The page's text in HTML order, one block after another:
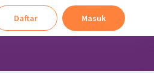
Daftar Masuk